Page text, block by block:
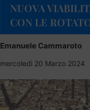
NUOVA
CON LE
Emanuele Cammaroto
mercoledì 20 Marzo 2024